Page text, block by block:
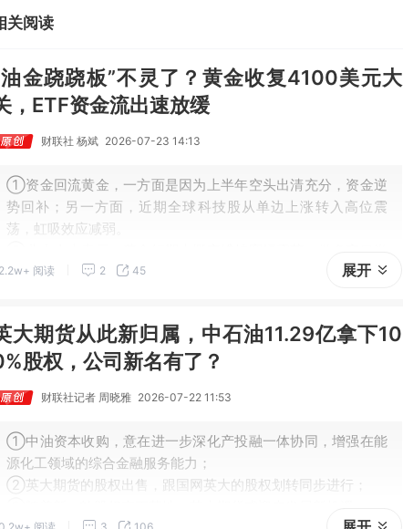
牌自营前瞻捕捉“预期差”，3日大涨26%。
关阅读
油金跷跷板”不灵了？黄金收复4100美元大
，ETF资金流出速放缓
财联社 杨斌 2026-07-23 14:13
①资金回流黄金，一方面是因为上半年空头出清充分，资金逆
势回补；另一方面，近期全球科技股从单边上涨转入高位震
荡，虹吸效应减弱。
未开启，趋势性上涨或需等到9月之后，核心变量在于美联储能
阅读 2 45 展开
大期货从此新归属，中石油11.29亿拿下10
股权，公司新名有了？
财联社记者 周晓雅 2026-07-22 11:53
①中油资本收购，意在进一步深化产投融一体协同，增强在能
源化工领域的综合金融服务能力；
②英大期货的股权出售，跟国网英大的股权划转同步进行；
阅读 3 106